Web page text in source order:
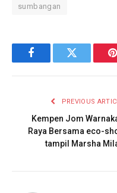
sumbangan
FacebookTwitter
PREVIOUS
Kempen Jom
Raya Bersama eco-
tampil Marsha